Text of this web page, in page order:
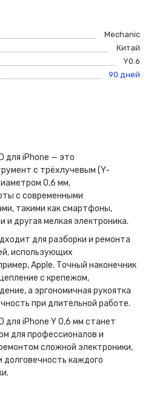
Mechanic
Китай
Y0.6
90 дней
для iPhone — это
с трёхлучевым (Y-
0,6 мм,
с современными
такими как смартфоны,
и другая мелкая электроника.
для разборки и ремонта
использующих
Apple. Точный наконечник
с крепежом,
а эргономичная рукоятка
при длительной работе.
для iPhone Y 0,6 мм станет
для профессионалов и
сложной электроники,
каждого